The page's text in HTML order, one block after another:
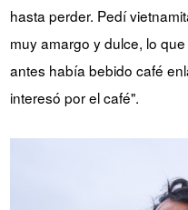
hasta perder. Pedí
muy amargo y dulce, lo
antes había bebido café
interesó por el café".